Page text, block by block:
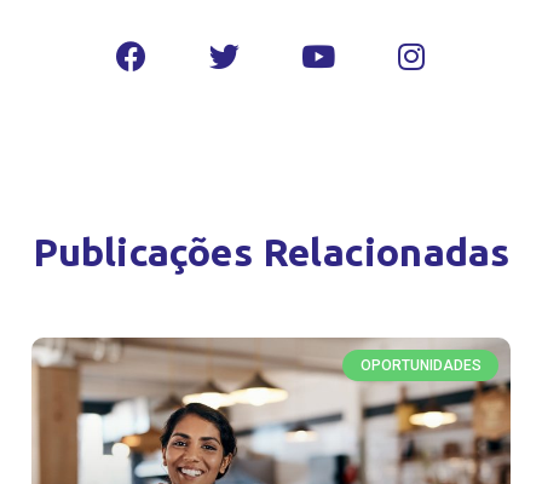
Publicações Relacionadas
OPORTUNIDADES